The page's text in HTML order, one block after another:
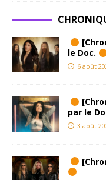
le Doc.
6 août
par le
3 août